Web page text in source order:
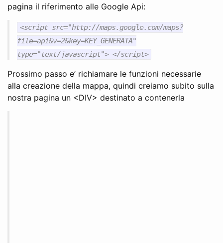
pagina il riferimento alle Google Api:
<script src="http://maps.google.com/maps?
file=api&v=2&key=KEY_GENERATA"
type="text/javascript"> </script>
Prossimo passo e’ richiamare le funzioni necessarie
alla creazione della mappa, quindi creiamo subito sulla
nostra pagina un <DIV> destinato a contenerla